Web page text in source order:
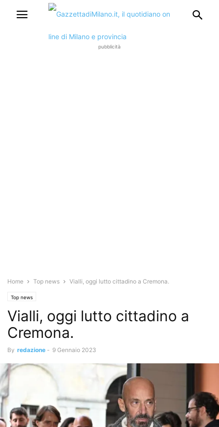
pubblicità
Home Top news Vialli, oggi lutto cittadino a Cremona.
Top news
Vialli, oggi lutto cittadino a
Cremona.
By redazione - 9 Gennaio 2023